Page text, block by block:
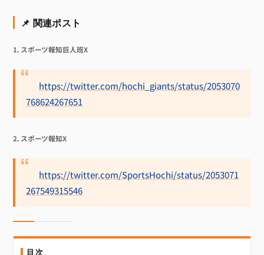
📌 関連ポスト
1. スポーツ報知巨人班X
https://twitter.com/hochi_giants/status/2053070
768624267651
2. スポーツ報知X
https://twitter.com/SportsHochi/status/2053071
267549315546
目次